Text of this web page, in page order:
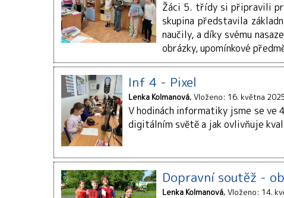
Žáci 5. třídy si připravili
skupina představila
naučily, a díky svému
obrázky, upomínkové
Inf 4 - Pixel
Lenka Kolmanová Vloženo: 16. května
V hodinách informatiky jsme se ve
digitálním světě a jak ovlivňuje
Dopravní soutěž -
Lenka Kolmanová Vloženo: 14.